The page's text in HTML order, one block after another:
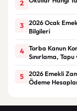
2
3
2026 Ocak
Bilgileri
4
Torba Kanun
Sınırlama,
5
2026 Emekli
Ödeme